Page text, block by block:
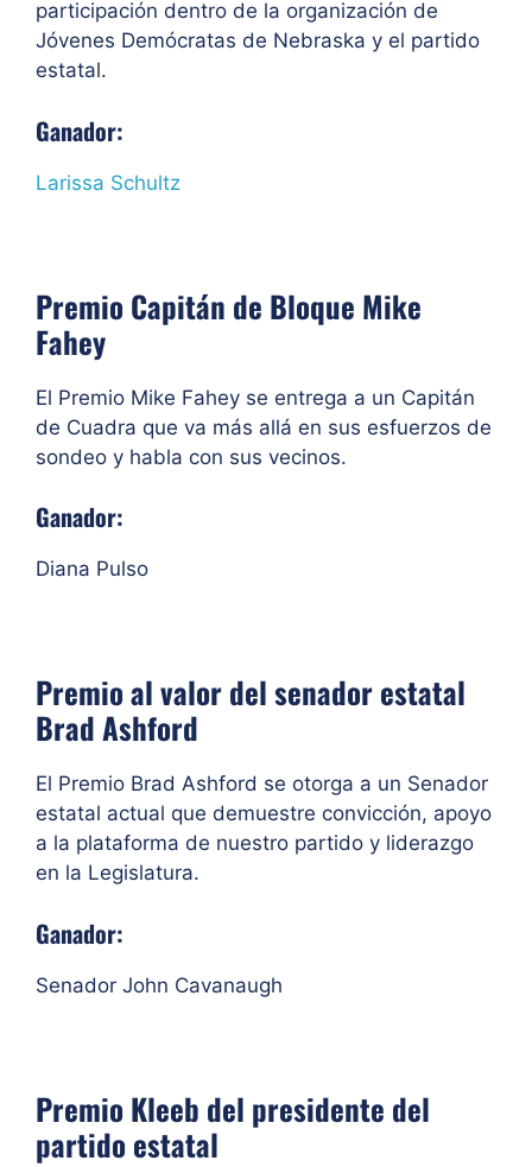
participación dentro de la organización de
Jóvenes Demócratas de Nebraska y el partido
estatal.
Ganador:
Larissa Schultz
Premio Capitán de Bloque Mike
Fahey
El Premio Mike Fahey se entrega a un Capitán
de Cuadra que va más allá en sus esfuerzos de
sondeo y habla con sus vecinos.
Ganador:
Diana Pulso
Premio al valor del senador estatal
Brad Ashford
El Premio Brad Ashford se otorga a un Senador
estatal actual que demuestre convicción, apoyo
a la plataforma de nuestro partido y liderazgo
en la Legislatura.
Ganador:
Senador John Cavanaugh
Premio Kleeb del presidente del
partido estatal